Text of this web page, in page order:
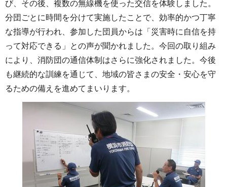
び、その後、複数の無線機を使った交信を体験しました。
分団ごとに時間を分けて実施したことで、効率的かつ丁寧
な指導が行われ、参加した団員からは「災害時に自信を持
って対応できる」との声が聞かれました。今回の取り組み
により、消防団の通信体制はさらに強化されました。今後
も継続的な訓練を通じて、地域の皆さまの安全・安心を守
るための備えを進めてまいります。